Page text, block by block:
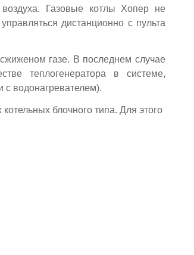
Газовые котлы Хопер не
дистанционно с пульта
газе. В последнем случае
теплогенератора в системе,
водонагревателем).
блочного типа. Для этого